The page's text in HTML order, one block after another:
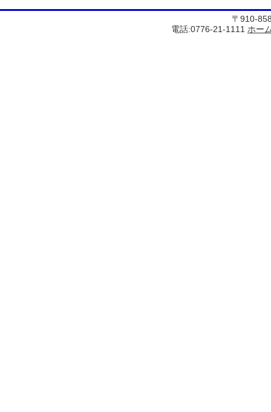
〒910-
電話:0776-21-1111 ホー